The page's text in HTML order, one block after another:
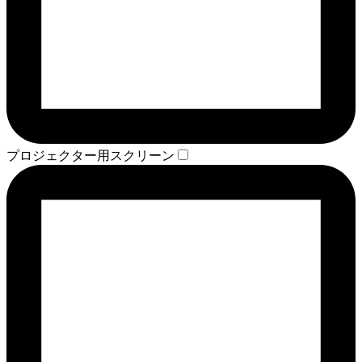
プロジェクター用スクリーン